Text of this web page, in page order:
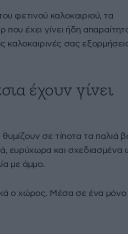
φετινού καλοκαιριού, τα
έχει γίνει ήδη
καλοκαιρινές σας
έχουν γίνει
σε τίποτα τα παλιά
ευρύχωρα και σχεδιασμένα
με άμμο.
ο χώρος. Μέσα σε ένα μόνο